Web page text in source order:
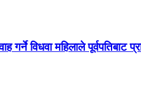
विधवा महिलाले पूर्वपतिबाट